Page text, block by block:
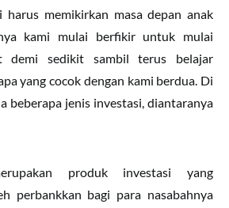
harus memikirkan masa depan anak
kami mulai berfikir untuk mulai
demi sedikit sambil terus belajar
yang cocok dengan kami berdua. Di
beberapa jenis investasi, diantaranya
produk investasi yang
perbankkan bagi para nasabahnya